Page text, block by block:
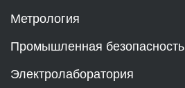
Метрология
Промышленная безопасность
Электролаборатория